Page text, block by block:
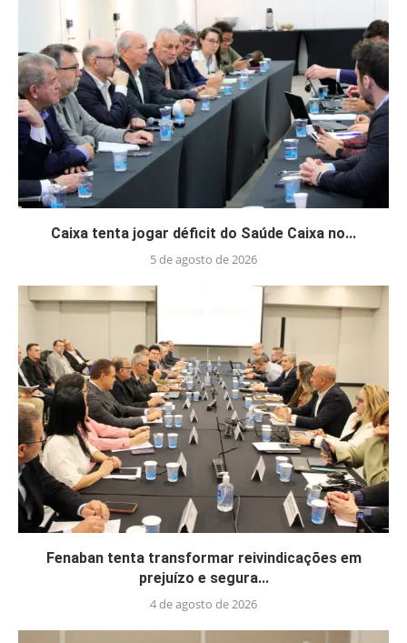
Caixa tenta jogar déficit do Saúde Caixa no...
5 de agosto de 2026
Fenaban tenta transformar reivindicações em
prejuízo e segura...
4 de agosto de 2026